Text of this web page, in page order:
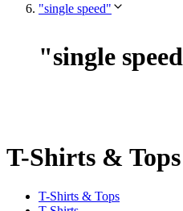
"single speed"
"single speed
T-Shirts & Tops
T-Shirts & Tops